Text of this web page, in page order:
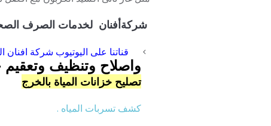
شركةأفنان لخدمات الصرف
قناتنا على اليوتيوب شركة افنان الرياض
واصلاح وتنظيف وتعقيم
تصليح خزانات المياة بالخرج
كشف تسربات المياه .